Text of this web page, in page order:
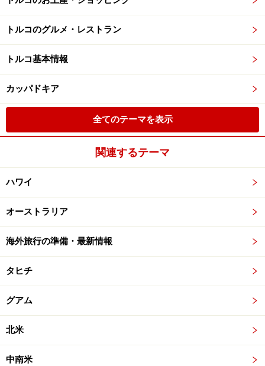
トルコのグルメ・レストラン
トルコ基本情報
カッパドキア
全てのテーマを表示
関連するテーマ
ハワイ
オーストラリア
海外旅行の準備・最新情報
タヒチ
グアム
北米
中南米